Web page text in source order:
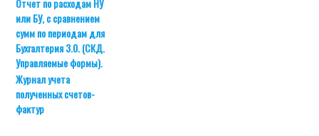
Отчет по расходам НУ
или БУ, с сравнением
сумм по периодам для
Бухгалтерия 3.0. (СКД.
Управляемые формы).
Журнал учета
полученных счетов-
фактур